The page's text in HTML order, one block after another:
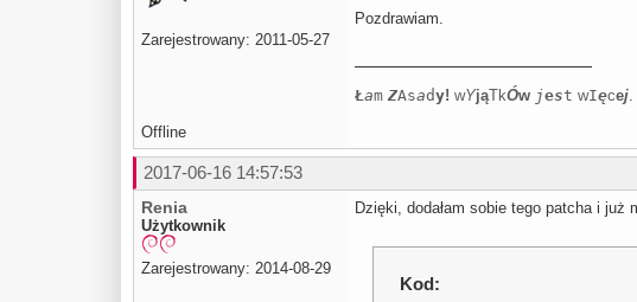
Zarejestrowany: 2011-05-27
Pozdrawiam.
Łam ZAsady! wYjąTkÓw jest wIęcej
Offline
2017-06-16 14:57:53
Renia
Użytkownik
Zarejestrowany: 2014-08-29
Dzięki, dodałam sobie tego patcha i już
Kod: